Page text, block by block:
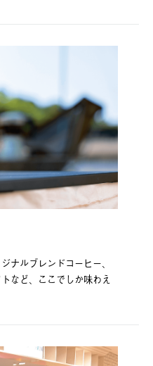
ナルブレンドコーヒー、
など、ここでしか味わえ